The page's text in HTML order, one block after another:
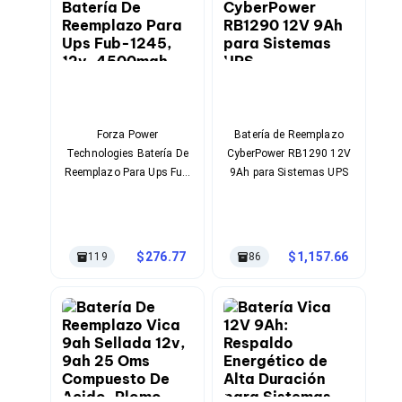
Soportes para Monitores
Monitores Portátiles
Filtros de Privacidad para Monitores
Memorias RAM para Servidores
Memorias RAM para Laptop
Memorias USB
Tarjetas de Expansión
Tarjetas PCI Express
Tarjetas PCI
Procesadores
Procesadores para PC
Enfriamiento y Ventilación
Disipadores para CPU
Pasta Térmica
Forza Power
Technologies Batería De
Reemplazo Para Ups Fub-
119 276.77
Batería de Reemplazo
CyberPower RB1290 12V
9Ah para Sistemas UPS
86 1,157.66